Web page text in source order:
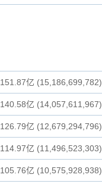
151.87亿 (15,186,699,782)
140.58亿 (14,057,611,967)
126.79亿 (12,679,294,796)
114.97亿 (11,496,523,303)
105.76亿 (10,575,928,938)